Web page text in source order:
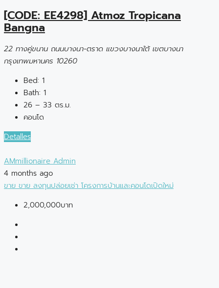
[CODE: EE4298] Atmoz Tropicana
Bangna
22 ทางคู่ขนาน ถนนบางนา-ตราด แขวงบางนาใต้ เขตบางนา
กรุงเทพมหานคร 10260
Bed: 1
Bath: 1
26 – 33 ตร.ม.
คอนโด
Detalles
AMmillionaire Admin
4 months ago
ขาย ขาย ลงทุนปล่อยเช่า โครงการบ้านและคอนโดเปิดใหม่
2,000,000บาท